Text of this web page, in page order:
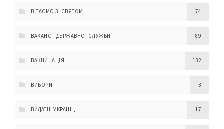
ВІТАЄМО ЗІ СВЯТОМ 74
ВАКАНСІЇ ДЕРЖАВНОЇ СЛУЖБИ 89
ВАКЦИНАЦІЯ 132
ВИБОРИ 3
ВИДАТНІ УКРАЇНЦІ 17